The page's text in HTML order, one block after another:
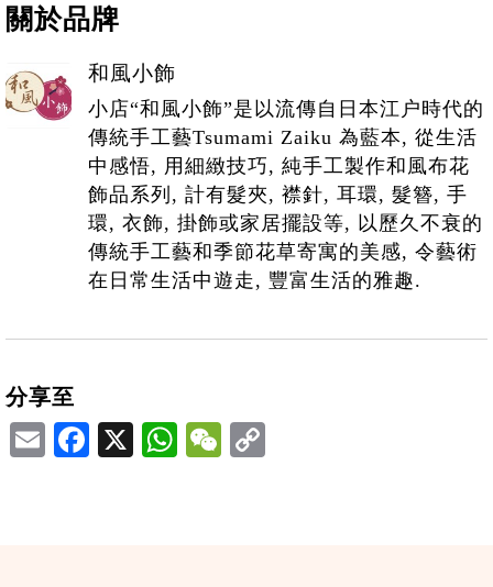
關於品牌
和風小飾
小店“和風小飾”是以流傳自日本江户時代的
傳統手工藝Tsumami Zaiku 為藍本, 從生活
中感悟, 用細緻技巧, 純手工製作和風布花
飾品系列, 計有髮夾, 襟針, 耳環, 髮簪, 手
環, 衣飾, 掛飾或家居擺設等, 以歷久不衰的
傳統手工藝和季節花草寄寓的美感, 令藝術
在日常生活中遊走, 豐富生活的雅趣.
分享至
EmailFacebook
X WhatsApp
WeChat